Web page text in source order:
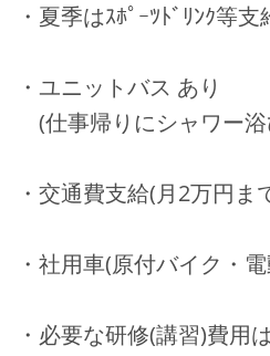
・夏季はｽﾎﾟｰﾂﾄﾞﾘﾝｸ等支
・ユニットバス あり
(仕事帰りにシャワー
・交通費支給(月2万円ま
・社用車(原付バイク・
・必要な研修(講習)費用